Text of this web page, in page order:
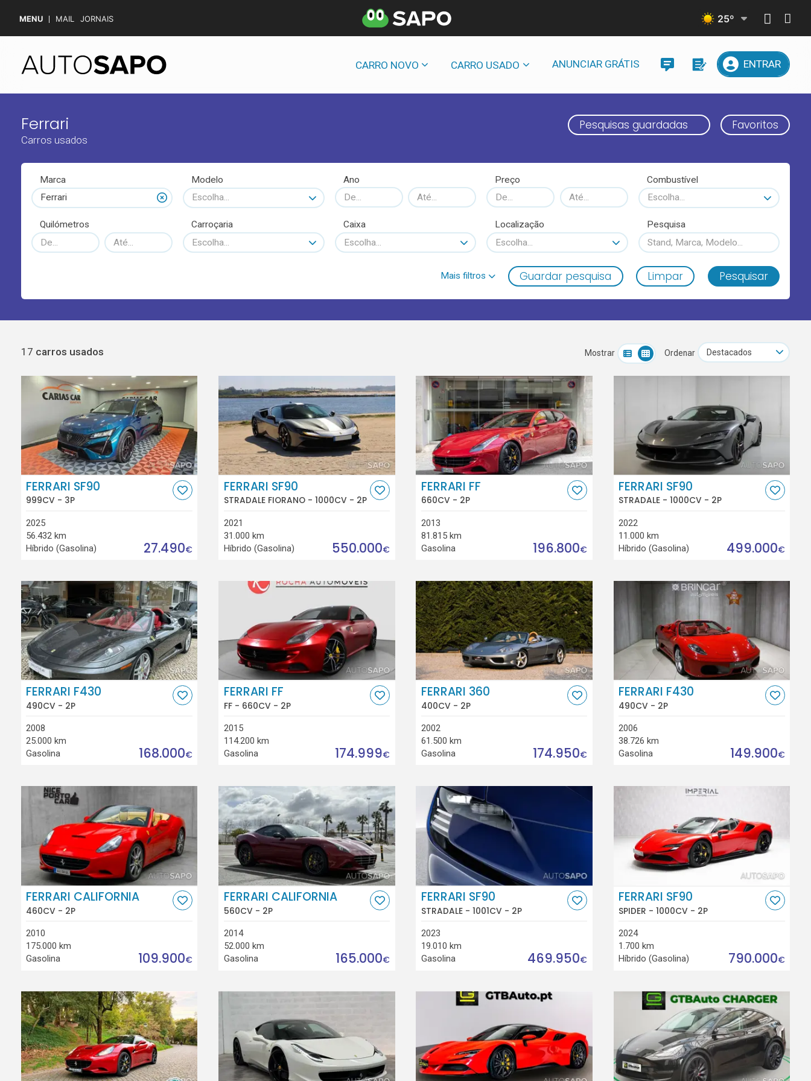
MENU MAIL JORNAIS 25º
CARRO NOVO CARRO USADO ANUNCIAR GRÁTIS ENTRAR
Ferrari
Carros usados
Pesquisas guardadas Favoritos
Marca
Ferrari
Modelo
Escolha...
Ano Preço
Combustível
Escolha...
Quilómetros
Carroçaria
Escolha...
Caixa
Escolha...
Localização
Escolha...
Pesquisa
Guardar pesquisa Limpar Pesquisar
17 carros usados Mostrar Ordenar
FERRARI SF90
999CV - 3P
2025
56.432 km
Híbrido (Gasolina)
27.490€
FERRARI SF90
STRADALE FIORANO - 1000CV - 2P
2021
31.000 km
Híbrido (Gasolina)
550.000€
FERRARI FF
660CV - 2P
2013
81.815 km
Gasolina
196.800€
FERRARI SF90
STRADALE - 1000CV - 2P
2022
11.000 km
Híbrido (Gasolina)
499.000€
FERRARI F430
490CV - 2P
2008
25.000 km
Gasolina
168.000€
FERRARI FF
FF - 660CV - 2P
2015
114.200 km
Gasolina
174.999€
FERRARI 360
400CV - 2P
2002
61.500 km
Gasolina
174.950€
FERRARI F430
490CV - 2P
2006
38.726 km
Gasolina
149.900€
FERRARI CALIFORNIA
460CV - 2P
2010
175.000 km
Gasolina
109.900€
FERRARI CALIFORNIA
560CV - 2P
2014
52.000 km
Gasolina
165.000€
FERRARI SF90
STRADALE - 1001CV - 2P
2023
19.010 km
Gasolina
469.950€
FERRARI SF90
SPIDER - 1000CV - 2P
2024
1.700 km
Híbrido (Gasolina)
790.000€